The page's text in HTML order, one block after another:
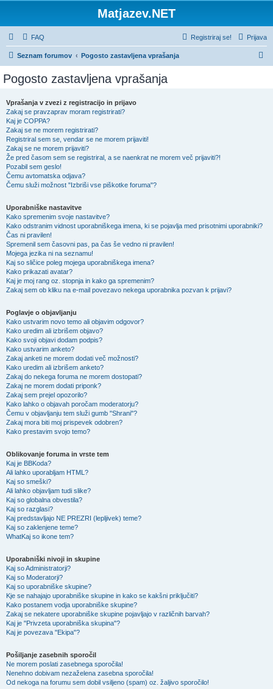
Matjazev.NET
FAQ Prijava
Registriraj se!
Seznam forumov Pogosto zastavljena vprašanja
Pogosto zastavljena vprašanja
Vprašanja v zvezi z registracijo in prijavo
Zakaj se pravzaprav moram registrirati?
Kaj je COPPA?
Zakaj se ne morem registrirati?
Registriral sem se, vendar se ne morem prijaviti!
Zakaj se ne morem prijaviti?
Že pred časom sem se registriral, a se naenkrat ne morem več prijaviti?!
Pozabil sem geslo!
Čemu avtomatska odjava?
Čemu služi možnost "Izbriši vse piškotke foruma"?
Uporabniške nastavitve
Kako spremenim svoje nastavitve?
Kako odstranim vidnost uporabniškega imena, ki se pojavlja med prisotnimi uporabniki?
Čas ni pravilen!
Spremenil sem časovni pas, pa čas še vedno ni pravilen!
Mojega jezika ni na seznamu!
Kaj so sličice poleg mojega uporabniškega imena?
Kako prikazati avatar?
Kaj je moj rang oz. stopnja in kako ga spremenim?
Zakaj sem ob kliku na e-mail povezavo nekega uporabnika pozvan k prijavi?
Poglavje o objavljanju
Kako ustvarim novo temo ali objavim odgovor?
Kako uredim ali izbrišem objavo?
Kako svoji objavi dodam podpis?
Kako ustvarim anketo?
Zakaj anketi ne morem dodati več možnosti?
Kako uredim ali izbrišem anketo?
Zakaj do nekega foruma ne morem dostopati?
Zakaj ne morem dodati priponk?
Zakaj sem prejel opozorilo?
Kako lahko o objavah poročam moderatorju?
Čemu v objavljanju tem služi gumb "Shrani"?
Zakaj mora biti moj prispevek odobren?
Kako prestavim svojo temo?
Oblikovanje foruma in vrste tem
Kaj je BBKoda?
Ali lahko uporabljam HTML?
Kaj so smeški?
Ali lahko objavljam tudi slike?
Kaj so globalna obvestila?
Kaj so razglasi?
Kaj predstavljajo NE PREZRI (lepljivek) teme?
Kaj so zaklenjene teme?
WhatKaj so ikone tem?
Uporabniški nivoji in skupine
Kaj so Administratorji?
Kaj so Moderatorji?
Kaj so uporabniške skupine?
Kje se nahajajo uporabniške skupine in kako se kakšni priključiti?
Kako postanem vodja uporabniške skupine?
Zakaj se nekatere uporabniške skupine pojavljajo v različnih barvah?
Kaj je "Privzeta uporabniška skupina"?
Kaj je povezava "Ekipa"?
Pošiljanje zasebnih sporočil
Ne morem poslati zasebnega sporočila!
Nenehno dobivam nezaželena zasebna sporočila!
Od nekoga na forumu sem dobil vsiljeno (spam) oz. žaljivo sporočilo!